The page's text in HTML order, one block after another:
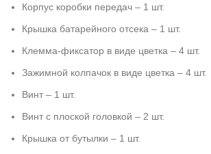
Корпус коробки передач – 1 шт.
Крышка батарейного отсека – 1 шт.
Клемма-фиксатор в виде цветка – 4 шт.
Зажимной колпачок в виде цветка – 4 шт.
Винт – 1 шт.
Винт с плоской головкой – 2 шт.
Крышка от бутылки – 1 шт.